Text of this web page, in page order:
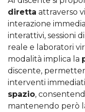
diretta attraverso
interazione
interattivi, sessioni
reale e laboratori
modalità implica la
discente,
interventi
spazio,
mantenendo però